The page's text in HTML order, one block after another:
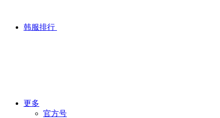
韩服排行
更多
官方号